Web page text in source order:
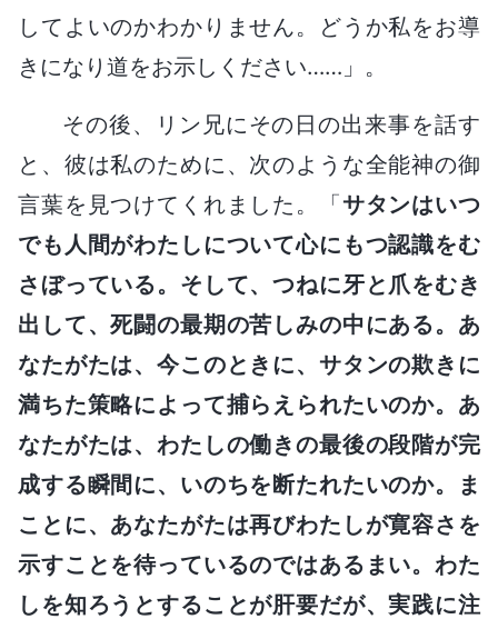
してよいのかわかりません。どうか私をお導
きになり道をお示しください……」。
その後、リン兄にその日の出来事を話す
と、彼は私のために、次のような全能神の御
言葉を見つけてくれました。「サタンはいつ
でも人間がわたしについて心にもつ認識をむ
さぼっている。そして、つねに牙と爪をむき
出して、死闘の最期の苦しみの中にある。あ
なたがたは、今このときに、サタンの欺きに
満ちた策略によって捕らえられたいのか。あ
なたがたは、わたしの働きの最後の段階が完
成する瞬間に、いのちを断たれたいのか。ま
ことに、あなたがたは再びわたしが寛容さを
示すことを待っているのではあるまい。わた
しを知ろうとすることが肝要だが、実践に注